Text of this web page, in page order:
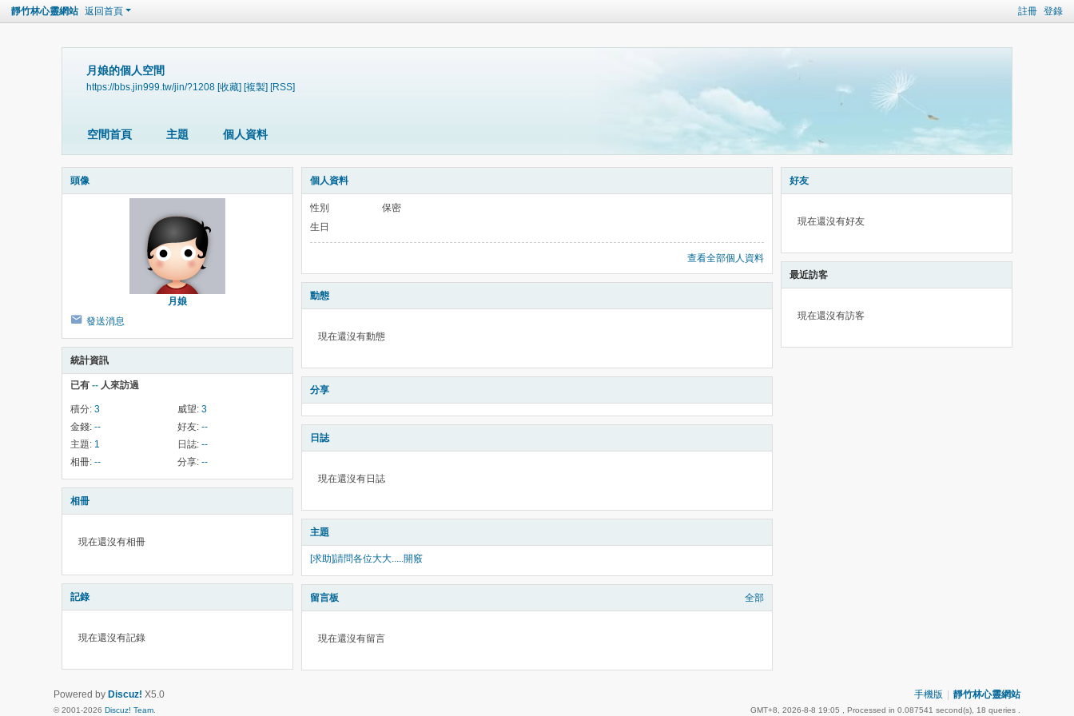
註冊 登錄
靜竹林心靈網站 返回首頁
月娘的個人空間
https://bbs.jin999.tw/jin/?1208 [收藏] [複製] [RSS]
空間首頁 主題 個人資料
頭像
月娘
發送消息
統計資訊
已有 -- 人來訪過
積分: 3 威望: 3
金錢: -- 好友: --
主題: 1 日誌: --
相冊: -- 分享: --
相冊
現在還沒有相冊
記錄
現在還沒有記錄
個人資料
性別
保密
生日
查看全部個人資料
動態
現在還沒有動態
分享
日誌
現在還沒有日誌
主題
[求助]請問各位大大.....開竅
留言板 全部
現在還沒有留言
好友
現在還沒有好友
最近訪客
現在還沒有訪客
手機版 靜竹林心靈網站
GMT+8, 2026-8-8 19:05 , Processed in 0.087541 second(s), 18 queries .
Powered by Discuz! X5.0
© 2001-2026 Discuz! Team